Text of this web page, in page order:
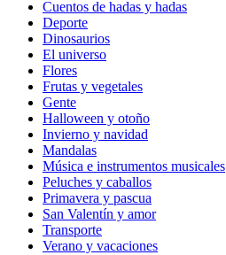
Cuentos de hadas y hadas
Deporte
Dinosaurios
El universo
Flores
Frutas y vegetales
Gente
Halloween y otoño
Invierno y navidad
Mandalas
Música e instrumentos musicales
Peluches y caballos
Primavera y pascua
San Valentín y amor
Transporte
Verano y vacaciones